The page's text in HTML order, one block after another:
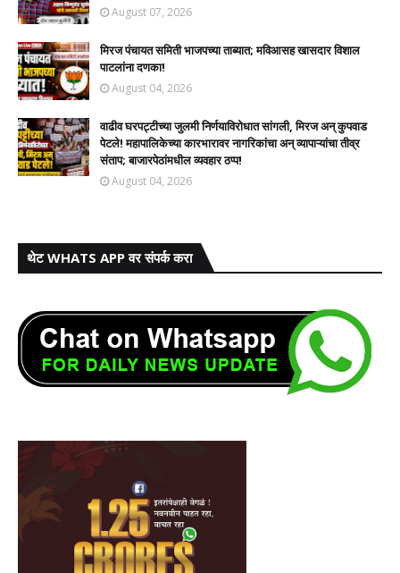
August 07, 2026
मिरज पंचायत समिती भाजपच्या ताब्यात; मविआसह खासदार विशाल
पाटलांना दणका!
August 04, 2026
वाढीव घरपट्टीच्या जुलमी निर्णयाविरोधात सांगली, मिरज अन् कुपवाड
पेटले! महापालिकेच्या कारभारावर नागरिकांचा अन् व्यापाऱ्यांचा तीव्र
संताप; बाजारपेठांमधील व्यवहार ठप्प!​
August 04, 2026
थेट WHATS APP वर संपर्क करा